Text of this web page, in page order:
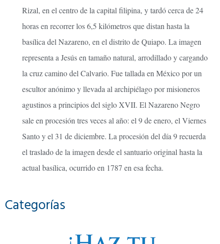
Rizal, en el centro de la capital filipina, y tardó cerca de 24
horas en recorrer los 6,5 kilómetros que distan hasta la
basílica del Nazareno, en el distrito de Quiapo. La imagen
representa a Jesús en tamaño natural, arrodillado y cargando
la cruz camino del Calvario. Fue tallada en México por un
escultor anónimo y llevada al archipiélago por misioneros
agustinos a principios del siglo XVII. El Nazareno Negro
sale en procesión tres veces al año: el 9 de enero, el Viernes
Santo y el 31 de diciembre. La procesión del día 9 recuerda
el traslado de la imagen desde el santuario original hasta la
actual basílica, ocurrido en 1787 en esa fecha.
Categorías